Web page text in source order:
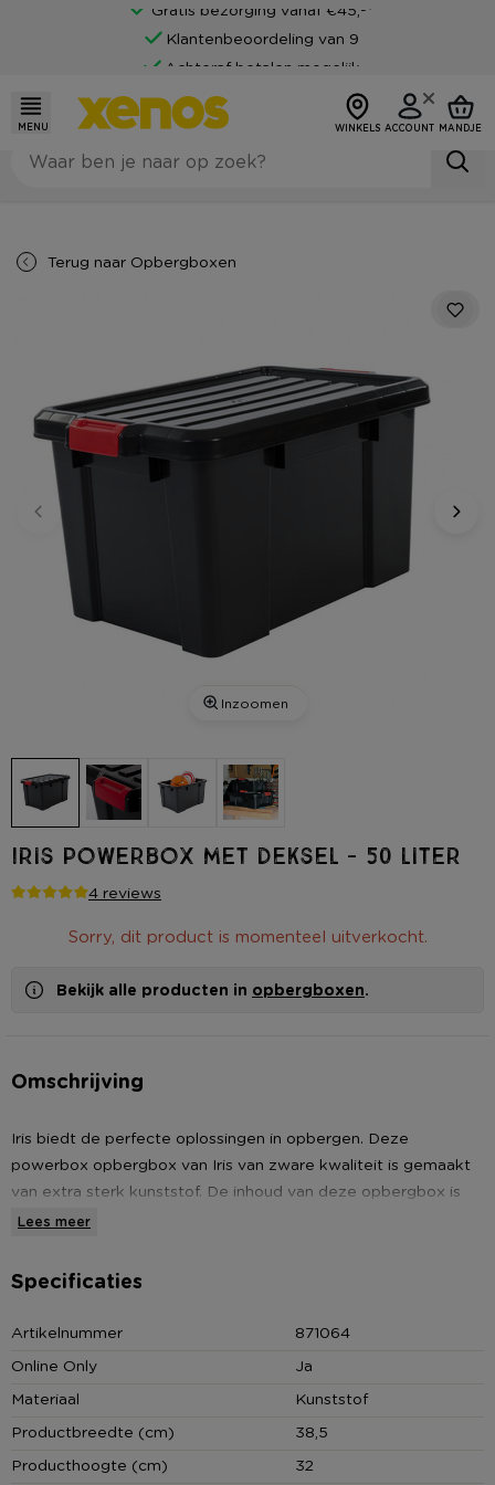
Gratis bezorging vanaf €45,-*
Klantenbeoordeling van 9
Achteraf betalen mogelijk
MENU WINKELS ACCOUNT MANDJE
Terug naar Opbergboxen
Inzoomen
Iris powerbox met deksel - 50 liter
4 reviews
Sorry, dit product is momenteel uitverkocht.
Bekijk alle producten in opbergboxen.
Omschrijving
Iris biedt de perfecte oplossingen in opbergen. Deze
powerbox opbergbox van Iris van zware kwaliteit is gemaakt
van extra sterk kunststof. De inhoud van deze opbergbox is
50 liter. De box is nestbaar en je kunt het makkelijk stapelen
het-zelver en iedere gebruiker die een sterke opbergbox kan
gebruiken. De powerbox kan zowel binnen als buiten gebruikt
worden voor vele doeleinden. Bijvoorbeeld: in de garage voor
Belangrijkste kenmerken
Lees meer
Specificaties
Artikelnummer
871064
Online Only
Ja
Materiaal
Kunststof
Productbreedte (cm)
38,5
Producthoogte (cm)
32